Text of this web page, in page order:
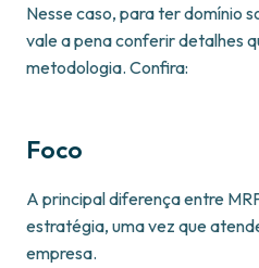
Nesse caso, para ter domínio
vale a pena conferir detalhes
metodologia. Confira:
Foco
A principal diferença entre
estratégia, uma vez que
empresa.